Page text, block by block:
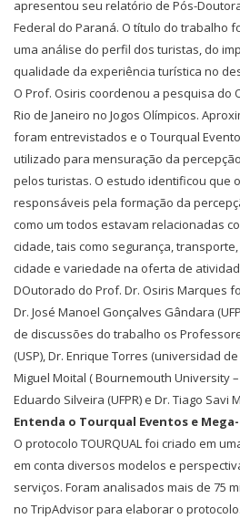
apresentou seu relatório de Pós-
Federal do Paraná. O título do trabalho
uma análise do perfil dos turistas, do
qualidade da experiência turística no
O Prof. Osiris coordenou a pesquisa do
Rio de Janeiro no Jogos Olímpicos.
foram entrevistados e o Tourqual
utilizado para mensuração da
pelos turistas. O estudo identificou que
responsáveis pela formação da
como um todos estavam relacionadas
cidade, tais como segurança,
cidade e variedade na oferta de
DOutorado do Prof. Dr. Osiris Marques
Dr. José Manoel Gonçalves Gândara
de discussões do trabalho os
(USP), Dr. Enrique Torres (universidad
Miguel Moital ( Bournemouth University
Eduardo Silveira (UFPR) e Dr. Tiago Savi
Entenda o Tourqual Eventos e
O protocolo TOURQUAL foi criado em
em conta diversos modelos e
serviços. Foram analisados mais de 75
no TripAdvisor para elaborar o protocolo.